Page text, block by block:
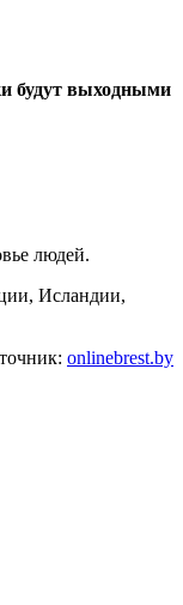
будут выходными
людей.
Исландии,
onlinebrest.by